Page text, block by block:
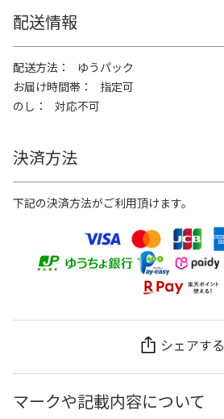
配送情報
配送方法
ゆうパック
お届け時間帯
指定可
のし
対応不可
決済方法
下記の決済方法がご利用頂けます。
シェアする
マークや記載内容について